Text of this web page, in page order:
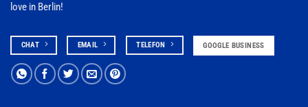
love in Berlin!
CHAT EMAIL TELEFON GOOGLE BUSINESS